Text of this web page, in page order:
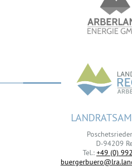
D-94209
Tel.: +49 (0)